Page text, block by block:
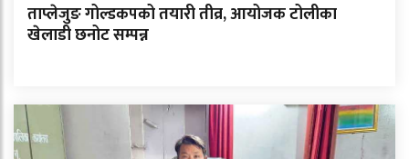
ताप्लेजुङ गोल्डकपको तयारी तीव्र, आयोजक टोलीका
खेलाडी छनोट सम्पन्न